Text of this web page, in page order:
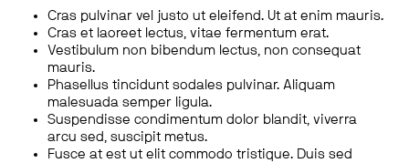
Cras pulvinar vel justo ut eleifend. Ut at enim mauris.
Cras et laoreet lectus, vitae fermentum erat.
Vestibulum non bibendum lectus, non consequat
mauris.
Phasellus tincidunt sodales pulvinar. Aliquam
malesuada semper ligula.
Suspendisse condimentum dolor blandit, viverra
arcu sed, suscipit metus.
Fusce at est ut elit commodo tristique. Duis sed